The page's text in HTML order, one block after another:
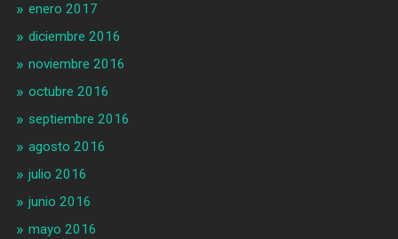
enero 2017
diciembre 2016
noviembre 2016
octubre 2016
septiembre 2016
agosto 2016
julio 2016
junio 2016
mayo 2016